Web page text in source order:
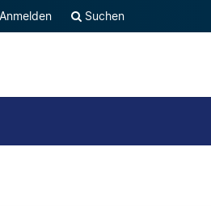
Anmelden Suchen